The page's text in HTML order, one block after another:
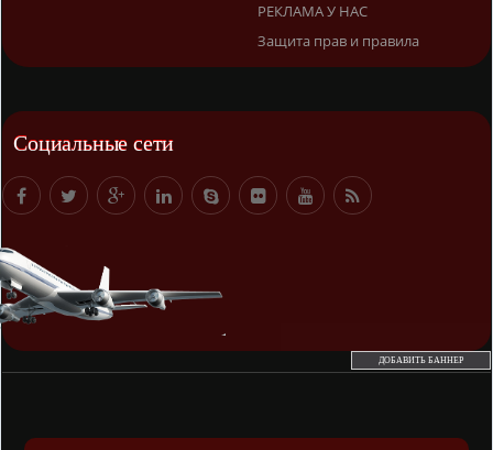
РЕКЛАМА У НАС
Защита прав и правила
Социальные сети
ДОБАВИТЬ БАННЕР